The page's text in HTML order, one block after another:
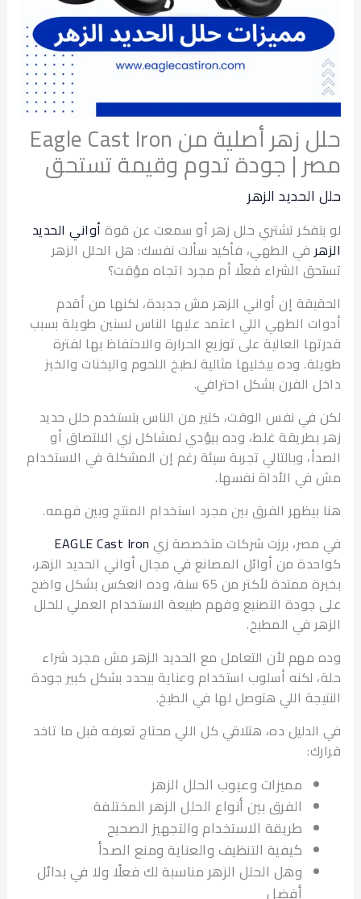
حلل زهر أصلية من Eagle Cast Iron
| جودة تدوم وقيمة تستحق
الزهر
تشتري حلل زهر أو سمعت عن قوةأواني الحديد
في الطهي، فأكيد سألت نفسك: هل الحلل الزهر
الشراء فعلًا أم مجرد اتجاه مؤقت؟
إن أواني الزهر مش جديدة، لكنها من أقدم
الطهي اللي اعتمد عليها الناس لسنين طويلة بسبب
العالية على توزيع الحرارة والاحتفاظ بها لفترة
وده بيخليها مثالية لطبخ اللحوم واليخنات والخبز
الفرن بشكل احترافي.
نفس الوقت، كتير من الناس بتستخدم حلل حديد
غلط، وده بيؤدي لمشاكل زي الالتصاق أو
وبالتالي تجربة سيئة رغم إن المشكلة في الاستخدام
الأداة نفسها.
الفرق بين مجرد استخدام المنتج وبين فهمه.
برزت شركات متخصصة زيEAGLE Cast Iron
من أوائل المصانع في مجال أواني الحديد الزهر،
بخبرة ممتدة لأكتر من 65 سنة، وده انعكس بشكل واضح
التصنيع وفهم طبيعة الاستخدام العملي للحلل
في المطبخ.
لأن التعامل مع الحديد الزهر مش مجرد شراء
لكنه أسلوب استخدام وعناية بيحدد بشكل كبير جودة
اللي هتوصل لها في الطبخ.
ده، هتلاقي كل اللي محتاج تعرفه قبل ما تاخد
مميزات وعيوب الحلل الزهر
الفرق بين أنواع الحلل الزهر المختلفة
طريقة الاستخدام والتجهيز الصحيح
كيفية التنظيف والعناية ومنع الصدأ
وهل الحلل الزهر مناسبة لك فعلًا ولا في بدائل